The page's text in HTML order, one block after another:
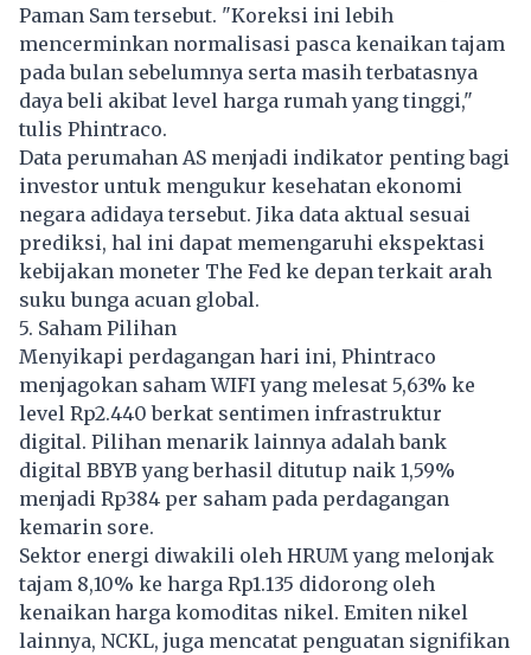
Paman Sam tersebut. "Koreksi ini lebih
mencerminkan normalisasi pasca kenaikan tajam
pada bulan sebelumnya serta masih terbatasnya
daya beli akibat level harga rumah yang tinggi,"
tulis Phintraco.
Data perumahan AS menjadi indikator penting bagi
investor untuk mengukur kesehatan ekonomi
negara adidaya tersebut. Jika data aktual sesuai
prediksi, hal ini dapat memengaruhi ekspektasi
kebijakan moneter The Fed ke depan terkait arah
suku bunga acuan global.
5. Saham Pilihan
Menyikapi perdagangan hari ini, Phintraco
menjagokan saham WIFI yang melesat 5,63% ke
level Rp2.440 berkat sentimen infrastruktur
digital. Pilihan menarik lainnya adalah bank
digital BBYB yang berhasil ditutup naik 1,59%
menjadi Rp384 per saham pada perdagangan
kemarin sore.
Sektor energi diwakili oleh HRUM yang melonjak
tajam 8,10% ke harga Rp1.135 didorong oleh
kenaikan harga komoditas nikel. Emiten nikel
lainnya, NCKL, juga mencatat penguatan signifikan